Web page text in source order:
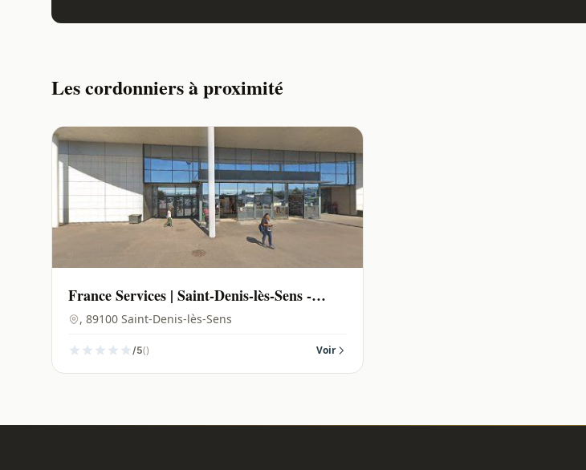
Les cordonniers à proximité
France Services | Saint-Denis-lès-Sens -
89100
, 89100 Saint-Denis-lès-Sens
/5() Voir